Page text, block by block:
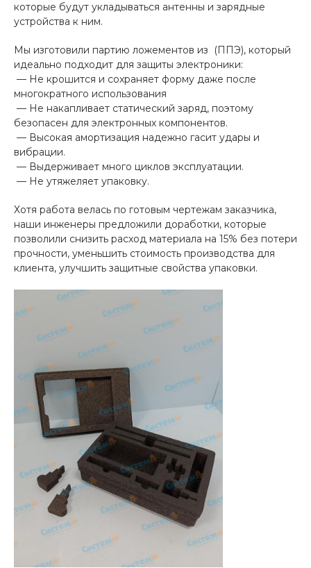
которые будут укладываться антенны и зарядные
устройства к ним.
Мы изготовили партию ложементов из (ППЭ), который
идеально подходит для защиты электроники:
— Не крошится и сохраняет форму даже после
многократного использования
— Не накапливает статический заряд, поэтому
безопасен для электронных компонентов.
— Высокая амортизация надежно гасит удары и
вибрации.
— Выдерживает много циклов эксплуатации.
— Не утяжеляет упаковку.
Хотя работа велась по готовым чертежам заказчика,
наши инженеры предложили доработки, которые
позволили снизить расход материала на 15% без потери
прочности, уменьшить стоимость производства для
клиента, улучшить защитные свойства упаковки.